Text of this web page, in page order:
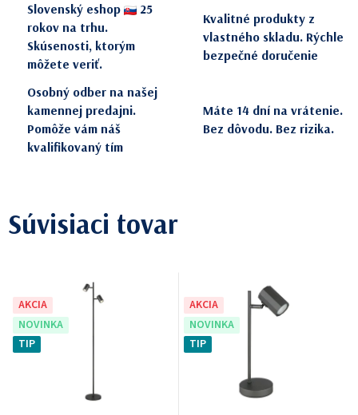
Slovenský eshop
25
rokov na trhu.
Skúsenosti, ktorým
môžete veriť.
Kvalitné produkty z
vlastného skladu. Rýchle
bezpečné doručenie
Osobný odber na našej
kamennej predajni.
Pomôže vám náš
kvalifikovaný tím
Máte 14 dní na vrátenie.
Bez dôvodu. Bez rizika.
Súvisiaci tovar
AKCIA
NOVINKA
TIP
AKCIA
NOVINKA
TIP